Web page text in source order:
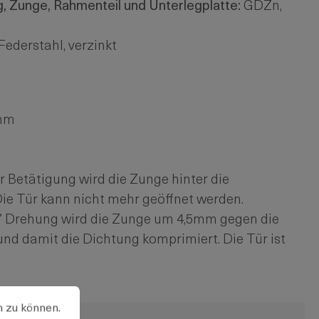
Zunge, Rahmenteil und Unterlegplatte: GDZn,
Federstahl, verzinkt
Betätigung wird die Zunge hinter die
Tür kann nicht mehr geöffnet werden.
Drehung wird die Zunge um 4,5mm gegen die
damit die Dichtung komprimiert. Die Tür ist
Mehr Informationen ...
zu können.